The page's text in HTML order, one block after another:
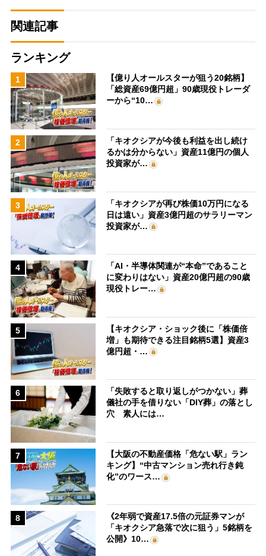
関連記事
ランキング
1
【億り人オールスターが狙う20銘柄】
「総資産69億円超」90歳現役トレーダ
ーから“10…
2
「キオクシアが今後も利益を出し続け
るかは分からない」資産11億円の個人
投資家が…
3
「キオクシアが再び株価10万円になる
日は遠い」資産3億円超のサラリーマン
投資家が…
4
「AI・半導体関連が“本命”であること
に変わりはない」資産20億円超の90歳
現役トレー…
5
【キオクシア・ショック後に「株価倍
増」も期待できる注目銘柄5選】資産3
億円超・…
6
「失敗すると取り返しがつかない」葬
儀社の手を借りない「DIY葬」の落とし
穴 素人には…
7
【大阪の不動産価格「危ない駅」ラン
キング】“中古マンション売れ行き鈍
化”のワース…
8
《2年弱で資産17.5倍の元証券マンが
「キオクシア急落で次に狙う」5銘柄を
公開》10…